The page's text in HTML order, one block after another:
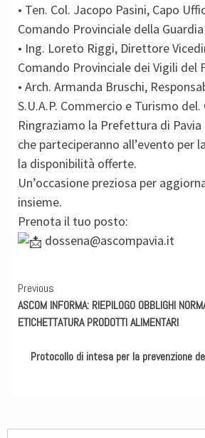
• Ten. Col. Jacopo Pasini, Capo
Comando Provinciale della
• Ing. Loreto Riggi, Direttore
Comando Provinciale dei Vigili del
• Arch. Armanda Bruschi,
S.U.A.P. Commercio e Turismo
Ringraziamo la Prefettura di
che parteciperanno all’evento per
la disponibilità offerte.
Un’occasione preziosa per
insieme.
Prenota il tuo posto:
dossena@ascompavia.it
Previous
ASCOM INFORMA: RIEPILOGO OBBLIGHI
ETICHETTATURA PRODOTTI ALIMENTARI
Protocollo di intesa per la prevenzione